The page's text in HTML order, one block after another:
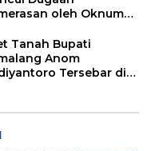
oleh Oknum
Tanah Bupati
Anom
Tersebar di